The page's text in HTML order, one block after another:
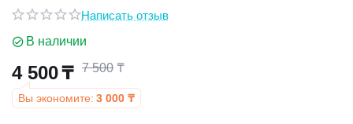
Написать отзыв
В наличии
4 500₸ 7 500 ₸
Вы экономите: 3 000 ₸